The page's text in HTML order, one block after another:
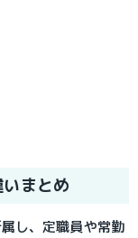
まとめ
し、定職員や常勤